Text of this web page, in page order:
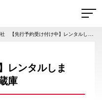
約受け付け中】レンタルします！アイススラリー冷蔵庫
レンタルしま
庫